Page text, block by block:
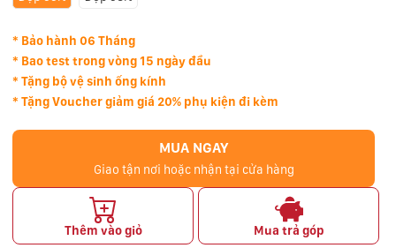
* Bảo hành 06 Tháng
* Bao test trong vòng 15 ngày đầu
* Tặng bộ vệ sinh ống kính
* Tặng Voucher giảm giá 20% phụ kiện đi kèm
MUA NGAY
Giao tận nơi hoặc nhận tại cửa hàng
Thêm vào giỏ Mua trả góp